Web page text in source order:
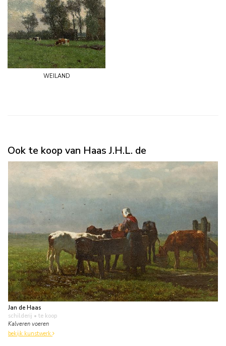
weiland
Ook te koop van Haas J.H.L. de
Jan de Haas
schilderij • te koop
Kalveren voeren
bekijk kunstwerk